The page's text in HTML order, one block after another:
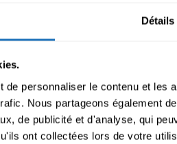
Détails
de personnaliser le contenu et les
Nous partageons également
de publicité et d'analyse, qui
ont collectées lors de votre
1’000 habitants, la ville de
qu’avec des sociétés de
une garantie de remise.
5 offres sous un jour ouvré
questionnaire ayant été testé à de
est en mesure d’estimer